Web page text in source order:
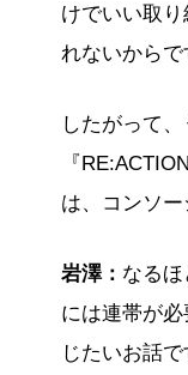
けでいい取
れないからで
したがって
『
は、コンソー
岩澤： なる
には連帯が
じたいお話